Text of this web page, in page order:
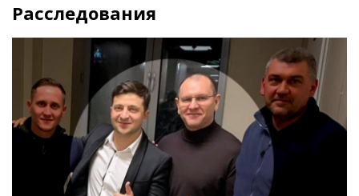
Расследования